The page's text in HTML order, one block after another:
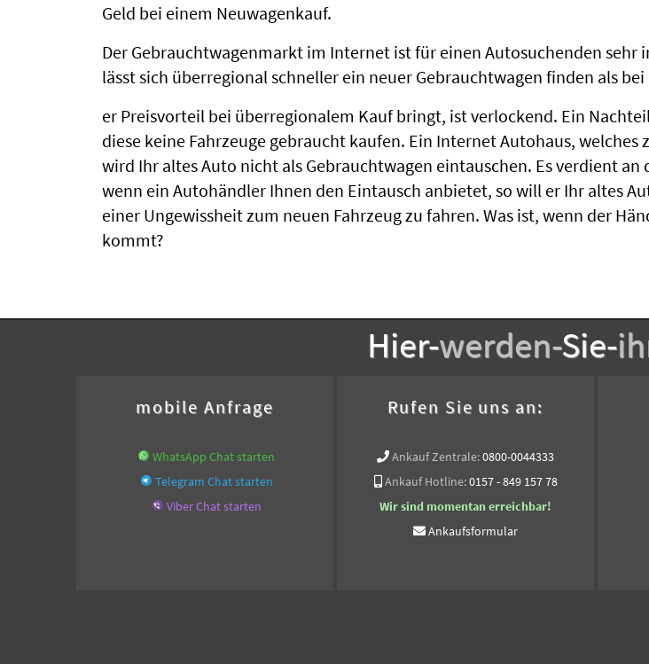
Geld bei einem Neuwagenkauf.
Der Gebrauchtwagenmarkt im Internet ist für einen Autosuchenden
lässt sich überregional schneller ein neuer Gebrauchtwagen finden als
er Preisvorteil bei überregionalem Kauf bringt, ist verlockend. Ein
diese keine Fahrzeuge gebraucht kaufen. Ein Internet Autohaus,
wird Ihr altes Auto nicht als Gebrauchtwagen eintauschen. Es verdient
wenn ein Autohändler Ihnen den Eintausch anbietet, so will er Ihr altes
einer Ungewissheit zum neuen Fahrzeug zu fahren. Was ist, wenn der
kommt?
Hier-werden-Sie-
mobile Anfrage
WhatsApp Chat starten
Telegram Chat starten
Viber Chat starten
Rufen Sie uns an:
Ankauf Zentrale:0800-0044333
Ankauf Hotline:0157 - 849 157 78
Wir sind momentan erreichbar!
Ankaufsformular